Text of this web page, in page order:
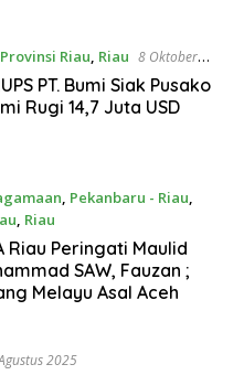
Provinsi Riau, Riau 8 Oktober
PT. Bumi Siak Pusako
Rugi 14,7 Juta USD
, Pekanbaru - Riau,
, Riau
2025
Riau Peringati Maulid
SAW, Fauzan ;
Melayu Asal Aceh
2025